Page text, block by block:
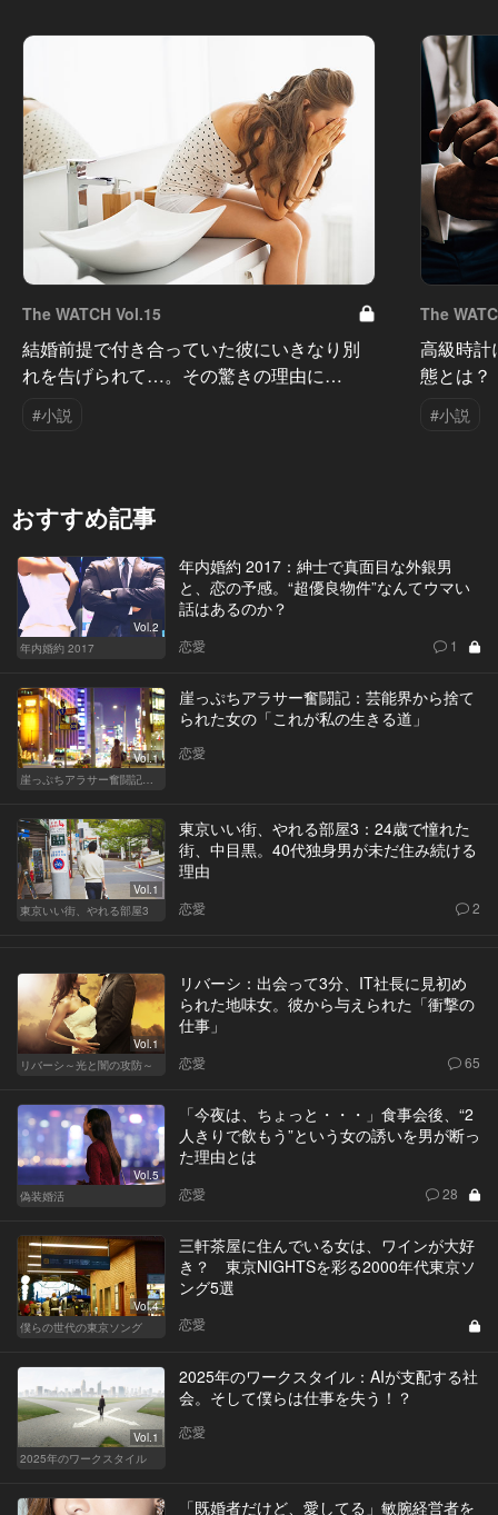
The WATCH Vol.15
結婚前提で付き合っていた彼にいきなり別
れを告げられて…。その驚きの理由に…
#小説
The
高級時計
態とは？
#小説
おすすめ記事
Vol.2
年内婚約 2017
年内婚約 2017：紳士で真面目な外銀男
と、恋の予感。“超優良物件”なんてウマい
話はあるのか？
恋愛 1
Vol.1
崖っぷちアラサー奮闘記 written by 内埜さくら
崖っぷちアラサー奮闘記：芸能界から捨て
られた女の「これが私の生きる道」
恋愛
Vol.1
東京いい街、やれる部屋3
東京いい街、やれる部屋3：24歳で憧れた
街、中目黒。40代独身男が未だ住み続ける
理由
恋愛 2
Vol.1
リバーシ～光と闇の攻防～
リバーシ：出会って3分、IT社長に見初め
られた地味女。彼から与えられた「衝撃の
仕事」
恋愛 65
Vol.5
偽装婚活
「今夜は、ちょっと・・・」食事会後、“2
人きりで飲もう”という女の誘いを男が断っ
た理由とは
恋愛 28
Vol.4
僕らの世代の東京ソング
三軒茶屋に住んでいる女は、ワインが大好
き？ 東京NIGHTSを彩る2000年代東京ソ
ング5選
恋愛
Vol.1
2025年のワークスタイル
2025年のワークスタイル：AIが支配する社
会。そして僕らは仕事を失う！？
恋愛
「既婚者だけど、愛してる」敏腕経営者を